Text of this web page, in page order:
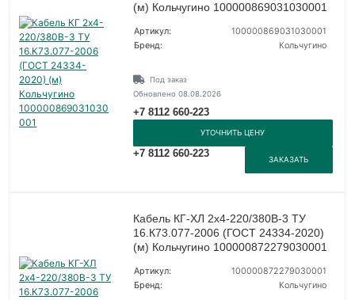
(м) Кольчугино 100000869031030001
Артикул:
100000869031030001
Бренд:
Кольчугино
Под заказ
Обновлено 08.08.2026
+7 8112 660-223
УТОЧНИТЬ ЦЕНУ
+7 8112 660-223
ЗАКАЗАТЬ
Кабель КГ-ХЛ 2х4-220/380В-3 ТУ
16.К73.077-2006 (ГОСТ 24334-2020)
(м) Кольчугино 100000872279030001
Артикул:
100000872279030001
Бренд:
Кольчугино